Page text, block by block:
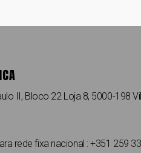
II, Bloco 22 Loja 8, 5000-198
rede fixa nacional : +351 259